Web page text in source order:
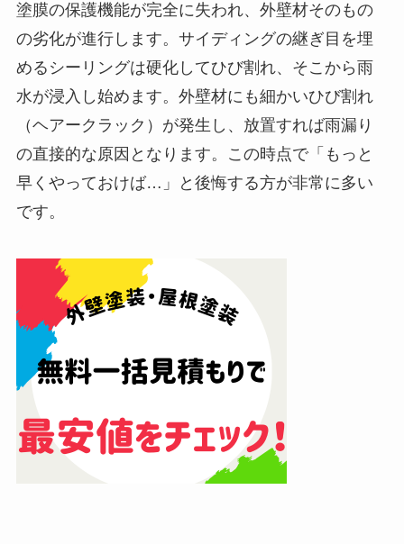
塗膜の保護機能が完全に失われ、外壁材そのもの
の劣化が進行します。サイディングの継ぎ目を埋
めるシーリングは硬化してひび割れ、そこから雨
水が浸入し始めます。外壁材にも細かいひび割れ
（ヘアークラック）が発生し、放置すれば雨漏り
の直接的な原因となります。この時点で「もっと
早くやっておけば…」と後悔する方が非常に多い
です。